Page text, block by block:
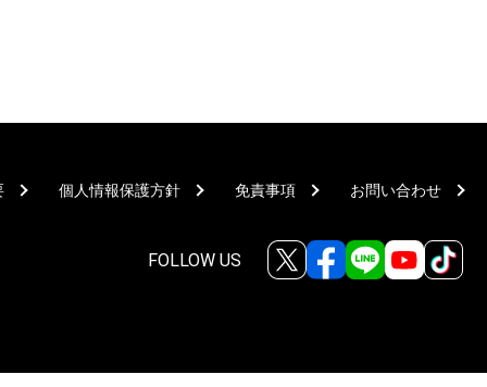
個人情報保護方針 免責事項 お問い合わせ
FOLLOW US